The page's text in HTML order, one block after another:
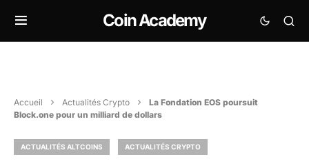
Coin Academy
Accueil Actualités Crypto
La Fondation EOS poursuit
Block.one pour un milliard de dollars
ACTUALITÉS ALTCOINS ACTUALITÉS CRYPTO